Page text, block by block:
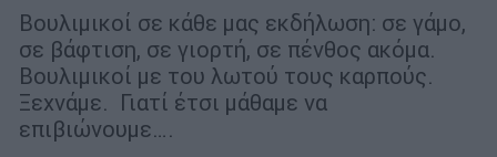
Βουλιμικοί σε κάθε μας εκδήλωση: σε γάμο,
σε βάφτιση, σε γιορτή, σε πένθος ακόμα.
Βουλιμικοί με του λωτού τους καρπούς.
Ξεχνάμε. Γιατί έτσι μάθαμε να
επιβιώνουμε….